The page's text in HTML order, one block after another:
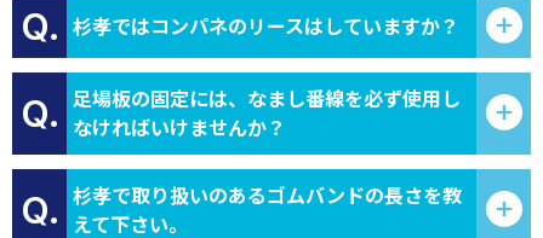
Q. 杉孝ではコンパネのリースはしていますか？
Q.
足場板の固定には、なまし番線を必ず使用し
なければいけませんか？
Q.
杉孝で取り扱いのあるゴムバンドの長さを教
えて下さい。